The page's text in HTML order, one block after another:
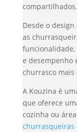
compartilhados.
Desde o
as
funcionalidade,
e desempenho
churrasco mais
A Kouzina é
que oferece
cozinha ou
churrasqueiras